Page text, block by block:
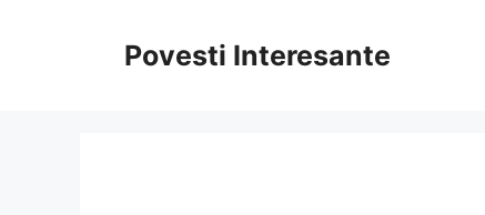
Povesti Interesante